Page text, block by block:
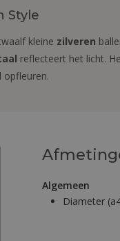
Style
kleine zilveren
reflecteert het licht.
opfleuren.
Algemeen
Diameter